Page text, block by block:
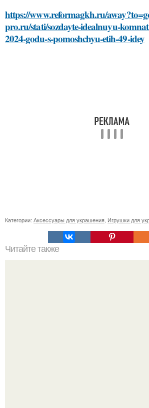
https://www.reformagkh.ru/
pro.ru/stati/sozdayte-idealnuyu-
2024-godu-s-pomoshchyu-etih-49-idey
Категории: Аксессуары для украшения, Игрушки для
Читайте также